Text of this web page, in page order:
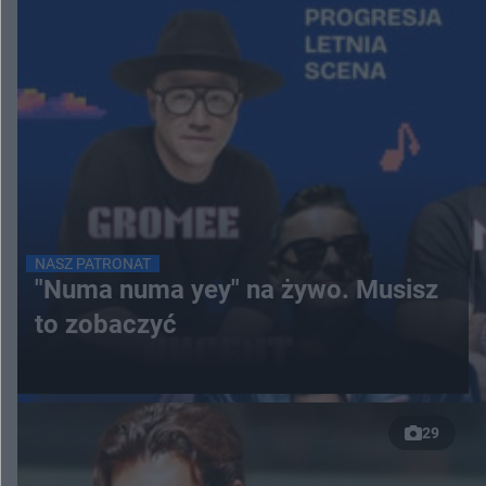
NASZ PATRONAT
"Numa numa yey" na żywo. Musisz
to zobaczyć
29